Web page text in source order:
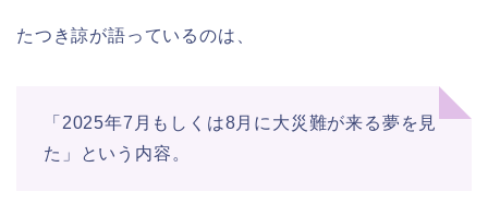
たつき諒が語っているのは、
「2025年7月もしくは8月に大災難が来る夢を見
た」という内容。